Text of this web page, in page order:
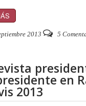
2013 5
en
2013